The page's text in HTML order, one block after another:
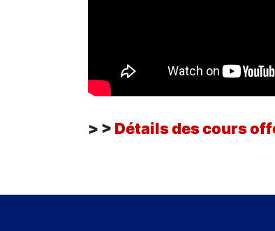
> > Détails des cours